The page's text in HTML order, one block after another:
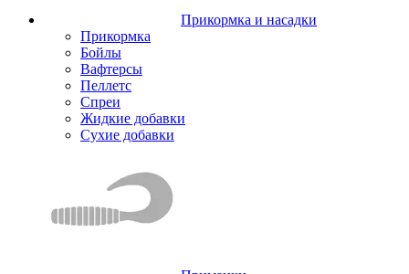
Прикормка и насадки
Прикормка
Бойлы
Вафтерсы
Пеллетс
Спреи
Жидкие добавки
Сухие добавки